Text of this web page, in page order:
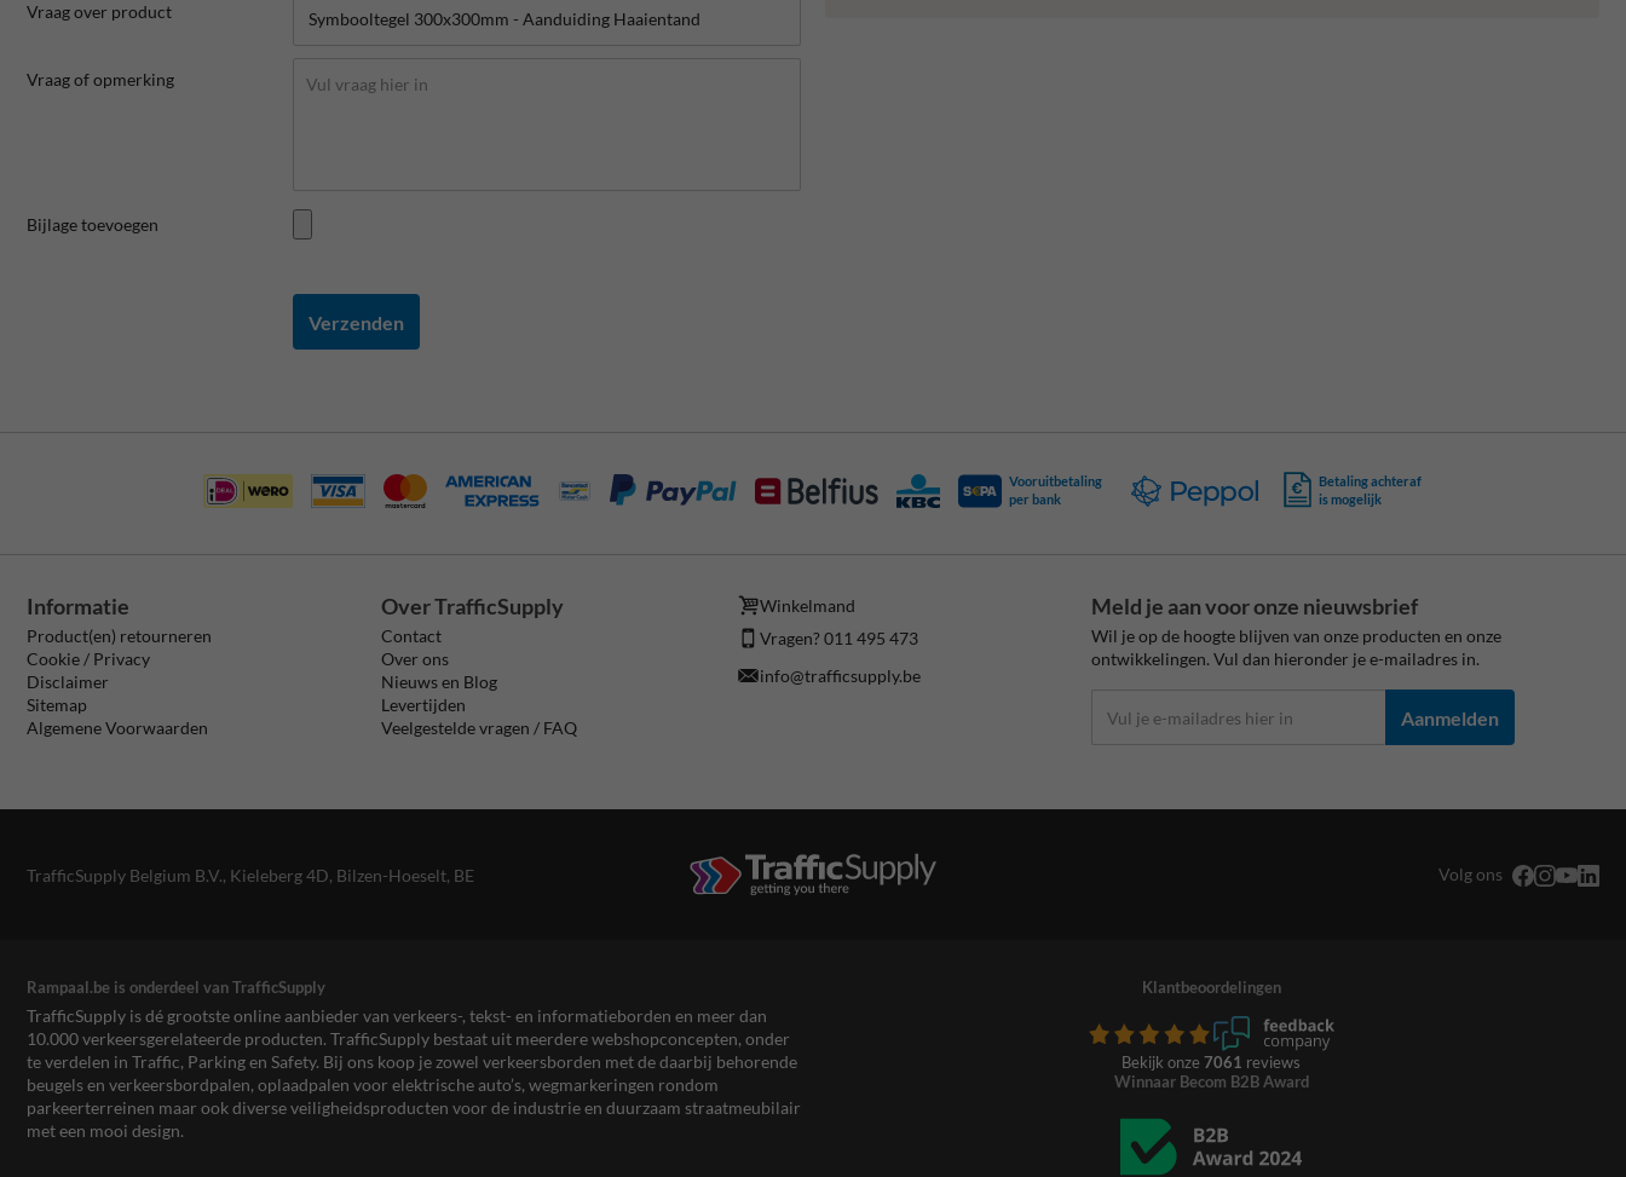
Vraag over product
Vraag of opmerking
Bijlage toevoegen
Verzenden
Vooruitbetaling
per bank
Betaling achteraf
is mogelijk
Informatie
Product(en) retourneren
Cookie / Privacy
Disclaimer
Sitemap
Algemene Voorwaarden
Over TrafficSupply
Contact
Over ons
Nieuws en Blog
Levertijden
Veelgestelde vragen / FAQ
Winkelmand
Vragen? 011 495 473
info@trafficsupply.be
Meld je aan voor onze nieuwsbrief
Wil je op de hoogte blijven van onze producten en onze
ontwikkelingen. Vul dan hieronder je e-mailadres in.
Aanmelden
TrafficSupply Belgium B.V., Kieleberg 4D, Bilzen-Hoeselt, BE Volg ons
Rampaal.be is onderdeel van TrafficSupply
TrafficSupply is dé grootste online aanbieder van verkeers-, tekst- en informatieborden en meer dan
10.000 verkeersgerelateerde producten. TrafficSupply bestaat uit meerdere webshopconcepten, onder
te verdelen in Traffic, Parking en Safety. Bij ons koop je zowel verkeersborden met de daarbij behorende
beugels en verkeersbordpalen, oplaadpalen voor elektrische auto’s, wegmarkeringen rondom
parkeerterreinen maar ook diverse veiligheidsproducten voor de industrie en duurzaam straatmeubilair
met een mooi design.
Klantbeoordelingen
Bekijk onze 7061 reviews
Winnaar Becom B2B Award